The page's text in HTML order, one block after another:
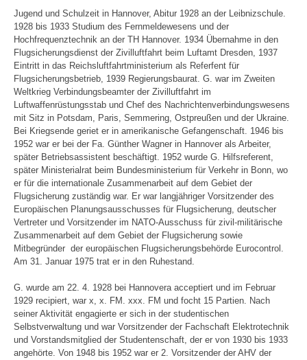
Jugend und Schulzeit in Hannover, Abitur 1928 an der Leibnizschule.
1928 bis 1933 Studium des Fernmeldewesens und der
Hochfrequenztechnik an der TH Hannover. 1934 Übernahme in den
Flugsicherungsdienst der Zivilluftfahrt beim Luftamt Dresden, 1937
Eintritt in das Reichsluftfahrtministerium als Referfent für
Flugsicherungsbetrieb, 1939 Regierungsbaurat. G. war im Zweiten
Weltkrieg Verbindungsbeamter der Zivilluftfahrt im
Luftwaffenrüstungsstab und Chef des Nachrichtenverbindungswesens
mit Sitz in Potsdam, Paris, Semmering, Ostpreußen und der Ukraine.
Bei Kriegsende geriet er in amerikanische Gefangenschaft. 1946 bis
1952 war er bei der Fa. Günther Wagner in Hannover als Arbeiter,
später Betriebsassistent beschäftigt. 1952 wurde G. Hilfsreferent,
später Ministerialrat beim Bundesministerium für Verkehr in Bonn, wo
er für die internationale Zusammenarbeit auf dem Gebiet der
Flugsicherung zuständig war. Er war langjähriger Vorsitzender des
Europäischen Planungsausschusses für Flugsicherung, deutscher
Vertreter und Vorsitzender im NATO-Ausschuss für zivil-militärische
Zusammenarbeit auf dem Gebiet der Flugsicherung sowie
Mitbegründer der europäischen Flugsicherungsbehörde Eurocontrol.
Am 31. Januar 1975 trat er in den Ruhestand.
G. wurde am 22. 4. 1928 bei Hannovera acceptiert und im Februar
1929 recipiert, war x, x. FM. xxx. FM und focht 15 Partien. Nach
seiner Aktivität engagierte er sich in der studentischen
Selbstverwaltung und war Vorsitzender der Fachschaft Elektrotechnik
und Vorstandsmitglied der Studentenschaft, der er von 1930 bis 1933
angehörte. Von 1948 bis 1952 war er 2. Vorsitzender der AHV der